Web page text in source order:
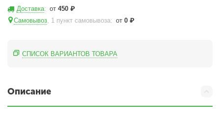
Доставка: от450 ₽
Самовывоз, 1 пункт самовывоза: от0 ₽
СПИСОК ВАРИАНТОВ ТОВАРА
Описание